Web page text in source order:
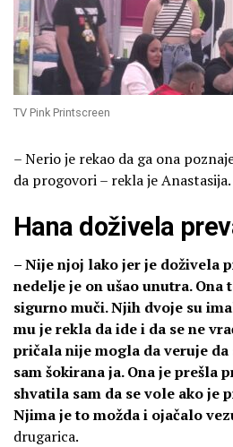
TV Pink Printscreen
– Nerio je rekao da ga ona
da progovori – rekla je Anastasija.
Hana doživela
– Nije njoj lako jer je doživela
nedelje je on ušao unutra.
sigurno muči. Njih dvoje su
mu je rekla da ide i da se ne
pričala nije mogla da veruje
sam šokirana ja. Ona je prešla
shvatila sam da se vole ako je
Njima je to možda i ojačalo
drugarica.